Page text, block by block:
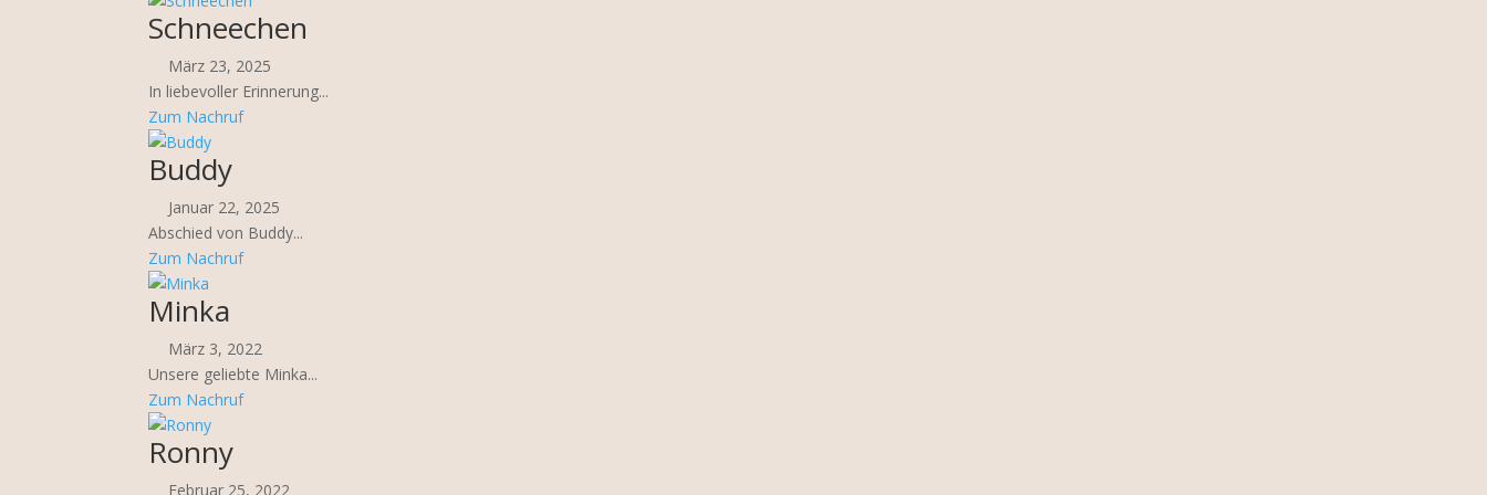
Schneechen
März 23, 2025
In liebevoller Erinnerung...
Zum Nachruf
Buddy
Januar 22, 2025
Abschied von Buddy...
Zum Nachruf
Minka
März 3, 2022
Unsere geliebte Minka...
Zum Nachruf
Ronny
Februar 25, 2022